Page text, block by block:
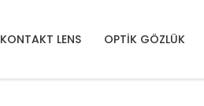
KONTAKT LENS OPTİK GÖZLÜK